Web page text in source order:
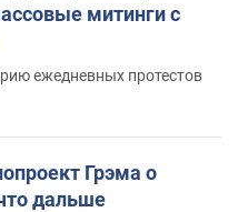
митинги с
ежедневных протестов
Грэма о
дальше